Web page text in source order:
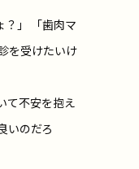
？」 「歯肉マ
を受けたいけ
て不安を抱え
いのだろ